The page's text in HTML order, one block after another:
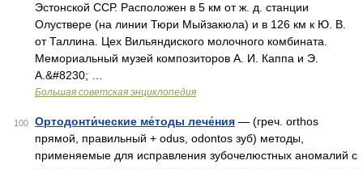
Эстонской ССР. Расположен в 5 км от ж. д. станции
Олуствере (на линии Тюри Мыйзакюла) и в 126 км к Ю. В.
от Таллина. Цех Вильяндиского молочного комбината.
Мемориальный музей композиторов А. И. Каппа и Э.
А.&#8230; …
Большая советская энциклопедия
100 Ортодонти́ческие ме́тоды лече́ния — (греч. orthos
прямой, правильный + odus, odontos зуб) методы,
применяемые для исправления зубочелюстных аномалий с